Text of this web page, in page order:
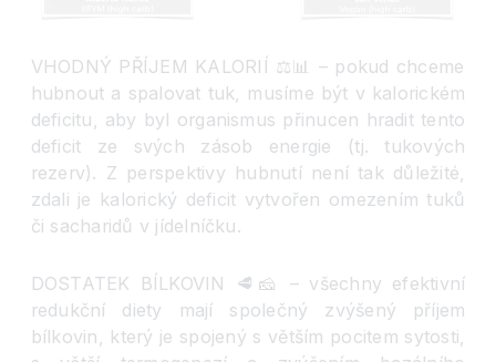
VHODNÝ PŘÍJEM KALORIÍ ⚖️ 📊 – pokud chceme
hubnout a spalovat tuk, musíme být v kalorickém
deficitu, aby byl organismus přinucen hradit tento
deficit ze svých zásob energie (tj. tukových
rezerv). Z perspektivy hubnutí není tak důležité,
zdali je kalorický deficit vytvořen omezením tuků
či sacharidů v jídelníčku.
DOSTATEK BÍLKOVIN 🥩 🧀
– všechny efektivní
redukční diety mají společný zvýšený příjem
bílkovin, který je spojený s větším pocitem sytosti,